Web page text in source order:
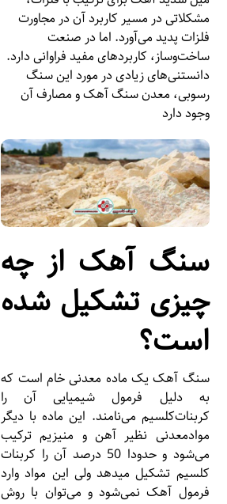
مشکلاتی در مسیر کاربرد آن در مجاورت
فلزات پدید می‌آورد. اما در صنعت
ساخت‌و‌ساز، کاربردهای مفید فراوانی دارد.
دانستنی‌های زیادی در مورد این سنگ
رسوبی، معدن سنگ آهک و مصارف آن
وجود دارد
سنگ آهک از چه
چیزی تشکیل شده
است؟
سنگ آهک یک ماده معدنی خام است که
به دلیل فرمول شیمیایی آن را
کربنات‌کلسیم می‌نامند. این ماده با دیگر
مواد‌معدنی نظیر آهن و منیزیم ترکیب
می‌شود و حدودا 50 درصد آن را کربنات
کلسیم تشکیل میدهد ولی این مواد وارد
فرمول آهک نمی‌شود و می‌توان با روش